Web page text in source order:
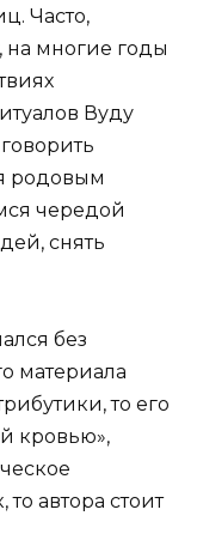
Часто,
на многие годы
Вуду
родовым
чередой
снять
без
материала
то его
кровью»,
то автора стоит